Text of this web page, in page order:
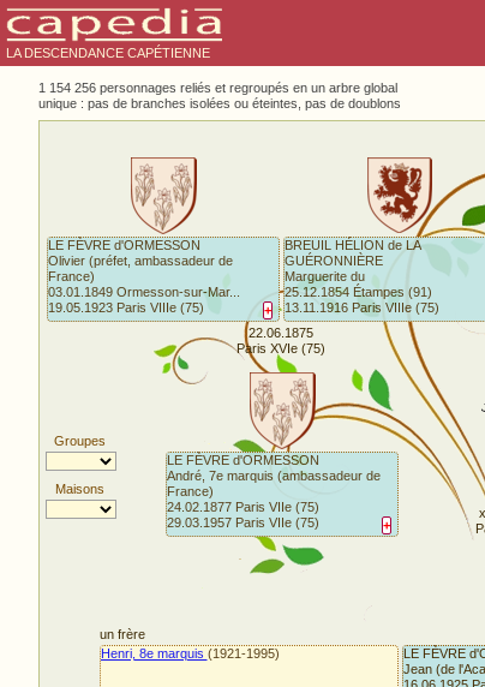
LA DESCENDANCE CAPÉTIENNE
1 154 256 personnages reliés et regroupés en un arbre global
unique : pas de branches isolées ou éteintes, pas de doublons
Groupes
Maisons
LE FÈVRE
Jean (de
+
LE FÈVRE d'ORMESSON
André, 7e marquis (ambassadeur de
France)
24.02.1877 Paris VIIe (75)
29.03.1957 Paris VIIe (75)
+
LE FÈVRE d'ORMESSON
Olivier (préfet, ambassadeur de
France)
03.01.1849 Ormesson-sur-Mar...
19.05.1923 Paris VIIIe (75)
BREUIL HÉLION de LA
GUÉRONNIÈRE
Marguerite du
25.12.1854 Étampes (91)
13.11.1916 Paris VIIIe (75)
22.06.1875
Paris XVIe (75)
un frère
Henri, 8e marquis (1921-1995)